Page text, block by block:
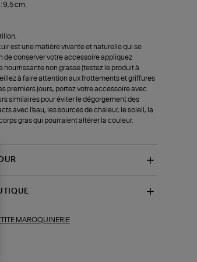
9,5 cm.
cuir est une matière vivante et naturelle qui se
de conserver votre accessoire appliquez
nourrissante non grasse (testez le produit à
à faire attention aux frottements et griffures
premiers jours, portez votre accessoire avec
similaires pour éviter le dégorgement des
avec l'eau, les sources de chaleur, le soleil, la
gras qui pourraient altérer la couleur.
MAROQUINERIE